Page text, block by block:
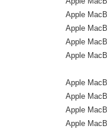
Apple
Apple
Apple
Apple
Apple
Apple
Apple
Apple